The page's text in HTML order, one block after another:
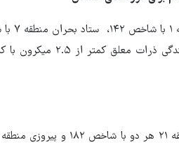
۸ با شاخص ۱۴۷ طی ۲۴ ساعت گذشته
برسم